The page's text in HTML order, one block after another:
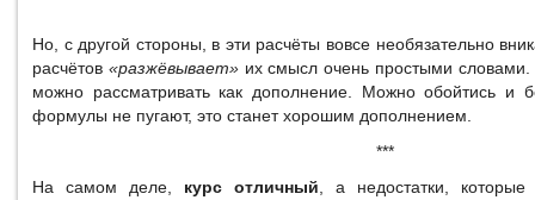
Но, с другой стороны, в эти расчёты вовсе необязательно
расчётов «разжёвывает»их смысл очень простыми словами.
можно рассматривать как дополнение. Можно обойтись и
формулы не пугают, это станет хорошим дополнением.
***
На самом деле, курс отличный , а недостатки,